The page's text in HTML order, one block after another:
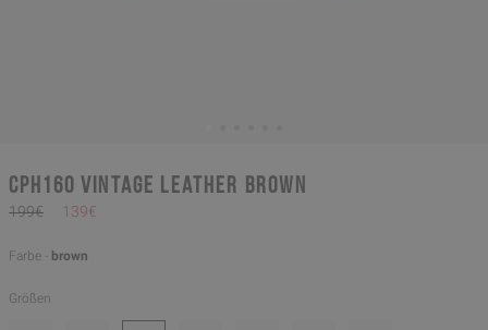
CPH160 vintage leather brown
199€ 139€
Farbe - brown
Größen